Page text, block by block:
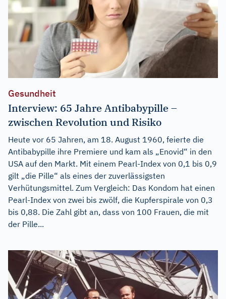
Gesundheit
Interview: 65 Jahre Antibabypille –
zwischen Revolution und Risiko
Heute vor 65 Jahren, am 18. August 1960, feierte die
Antibabypille ihre Premiere und kam als „Enovid“ in den
USA auf den Markt. Mit einem Pearl-Index von 0,1 bis 0,9
gilt „die Pille“ als eines der zuverlässigsten
Verhütungsmittel. Zum Vergleich: Das Kondom hat einen
Pearl-Index von zwei bis zwölf, die Kupferspirale von 0,3
bis 0,88. Die Zahl gibt an, dass von 100 Frauen, die mit
der Pille...